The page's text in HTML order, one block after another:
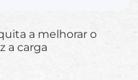
a melhorar o
a carga